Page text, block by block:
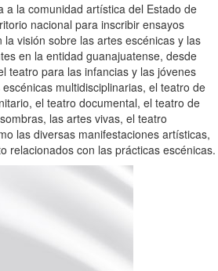
a la comunidad artística del Estado de
nacional para inscribir ensayos
la visión sobre las artes escénicas y las
en la entidad guanajuatense, desde
teatro para las infancias y las jóvenes
multidisciplinarias, el teatro de
el teatro documental, el teatro de
las artes vivas, el teatro
las diversas manifestaciones artísticas,
relacionados con las prácticas escénicas.